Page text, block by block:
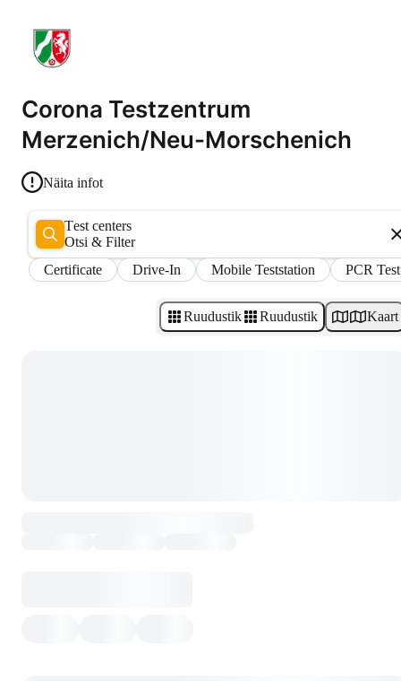
Corona Testzentrum
Merzenich/Neu-Morschenich
Näita infot
Test centers
Otsi & Filter
Certificate
Drive-In Mobile Teststation PCR Test
Ruudustik Ruudustik Kaart